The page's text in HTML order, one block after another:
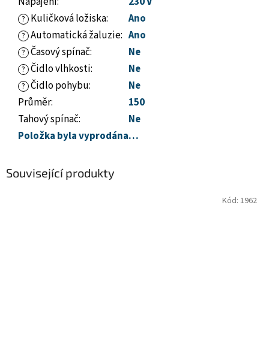
? Kuličková ložiska: Ano
? Automatická žaluzie: Ano
? Časový spínač: Ne
? Čidlo vlhkosti: Ne
? Čidlo pohybu:
Ne
Průměr:
150
Tahový spínač:
Ne
Položka byla vyprodána…
Související produkty
Kód: 1962